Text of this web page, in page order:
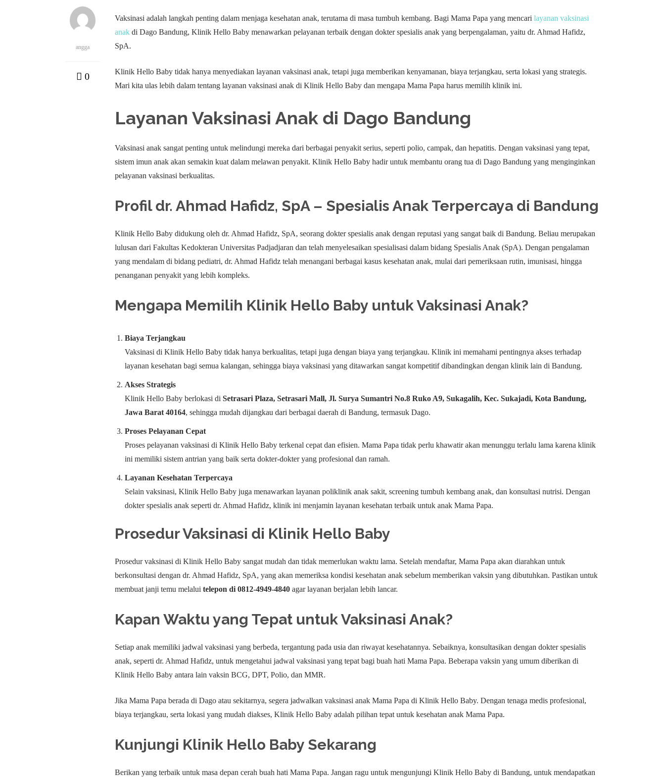
angga
0
Vaksinasi adalah langkah penting dalam menjaga kesehatan anak, terutama di masa tumbuh kembang. Bagi Mama Papa yang mencari layanan vaksinasi
anak di Dago Bandung, Klinik Hello Baby menawarkan pelayanan terbaik dengan dokter spesialis anak yang berpengalaman, yaitu dr. Ahmad Hafidz,
SpA.
Klinik Hello Baby tidak hanya menyediakan layanan vaksinasi anak, tetapi juga memberikan kenyamanan, biaya terjangkau, serta lokasi yang strategis.
Mari kita ulas lebih dalam tentang layanan vaksinasi anak di Klinik Hello Baby dan mengapa Mama Papa harus memilih klinik ini.
Layanan Vaksinasi Anak di Dago Bandung
Vaksinasi anak sangat penting untuk melindungi mereka dari berbagai penyakit serius, seperti polio, campak, dan hepatitis. Dengan vaksinasi yang tepat,
sistem imun anak akan semakin kuat dalam melawan penyakit. Klinik Hello Baby hadir untuk membantu orang tua di Dago Bandung yang menginginkan
pelayanan vaksinasi berkualitas.
Profil dr. Ahmad Hafidz, SpA – Spesialis Anak Terpercaya di Bandung
Klinik Hello Baby didukung oleh dr. Ahmad Hafidz, SpA, seorang dokter spesialis anak dengan reputasi yang sangat baik di Bandung. Beliau merupakan
lulusan dari Fakultas Kedokteran Universitas Padjadjaran dan telah menyelesaikan spesialisasi dalam bidang Spesialis Anak (SpA). Dengan pengalaman
yang mendalam di bidang pediatri, dr. Ahmad Hafidz telah menangani berbagai kasus kesehatan anak, mulai dari pemeriksaan rutin, imunisasi, hingga
penanganan penyakit yang lebih kompleks.
Mengapa Memilih Klinik Hello Baby untuk Vaksinasi Anak?
Biaya Terjangkau
Vaksinasi di Klinik Hello Baby tidak hanya berkualitas, tetapi juga dengan biaya yang terjangkau. Klinik ini memahami pentingnya akses terhadap
layanan kesehatan bagi semua kalangan, sehingga biaya vaksinasi yang ditawarkan sangat kompetitif dibandingkan dengan klinik lain di Bandung.
Akses Strategis
Klinik Hello Baby berlokasi di Setrasari Plaza, Setrasari Mall, Jl. Surya Sumantri No.8 Ruko A9, Sukagalih, Kec. Sukajadi, Kota Bandung,
Jawa Barat 40164, sehingga mudah dijangkau dari berbagai daerah di Bandung, termasuk Dago.
Proses Pelayanan Cepat
Proses pelayanan vaksinasi di Klinik Hello Baby terkenal cepat dan efisien. Mama Papa tidak perlu khawatir akan menunggu terlalu lama karena klinik
ini memiliki sistem antrian yang baik serta dokter-dokter yang profesional dan ramah.
Layanan Kesehatan Terpercaya
Selain vaksinasi, Klinik Hello Baby juga menawarkan layanan poliklinik anak sakit, screening tumbuh kembang anak, dan konsultasi nutrisi. Dengan
dokter spesialis anak seperti dr. Ahmad Hafidz, klinik ini menjamin layanan kesehatan terbaik untuk anak Mama Papa.
Prosedur Vaksinasi di Klinik Hello Baby
Prosedur vaksinasi di Klinik Hello Baby sangat mudah dan tidak memerlukan waktu lama. Setelah mendaftar, Mama Papa akan diarahkan untuk
berkonsultasi dengan dr. Ahmad Hafidz, SpA, yang akan memeriksa kondisi kesehatan anak sebelum memberikan vaksin yang dibutuhkan. Pastikan untuk
membuat janji temu melalui telepon di 0812-4949-4840 agar layanan berjalan lebih lancar.
Kapan Waktu yang Tepat untuk Vaksinasi Anak?
Setiap anak memiliki jadwal vaksinasi yang berbeda, tergantung pada usia dan riwayat kesehatannya. Sebaiknya, konsultasikan dengan dokter spesialis
anak, seperti dr. Ahmad Hafidz, untuk mengetahui jadwal vaksinasi yang tepat bagi buah hati Mama Papa. Beberapa vaksin yang umum diberikan di
Klinik Hello Baby antara lain vaksin BCG, DPT, Polio, dan MMR.
Jika Mama Papa berada di Dago atau sekitarnya, segera jadwalkan vaksinasi anak Mama Papa di Klinik Hello Baby. Dengan tenaga medis profesional,
biaya terjangkau, serta lokasi yang mudah diakses, Klinik Hello Baby adalah pilihan tepat untuk kesehatan anak Mama Papa.
Kunjungi Klinik Hello Baby Sekarang
Berikan yang terbaik untuk masa depan cerah buah hati Mama Papa. Jangan ragu untuk mengunjungi Klinik Hello Baby di Bandung, untuk mendapatkan